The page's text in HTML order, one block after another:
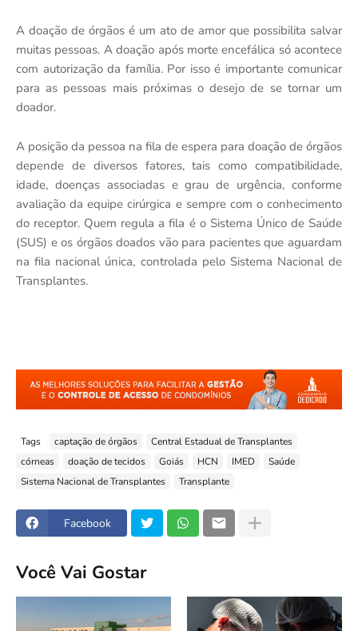
A doação de órgãos é um ato de amor que possibilita salvar
muitas pessoas. A doação após morte encefálica só acontece
com autorização da família. Por isso é importante comunicar
para as pessoas mais próximas o desejo de se tornar um
doador.
A posição da pessoa na fila de espera para doação de órgãos
depende de diversos fatores, tais como compatibilidade,
idade, doenças associadas e grau de urgência, conforme
avaliação da equipe cirúrgica e sempre com o conhecimento
do receptor. Quem regula a fila é o Sistema Único de Saúde
(SUS) e os órgãos doados vão para pacientes que aguardam
na fila nacional única, controlada pelo Sistema Nacional de
Transplantes.
Tags captação de órgãos
Central Estadual de Transplantes
córneas
doação de tecidos Goiás HCN IMED
Saúde
Sistema Nacional de Transplantes
Transplante
Facebook
Você Vai Gostar